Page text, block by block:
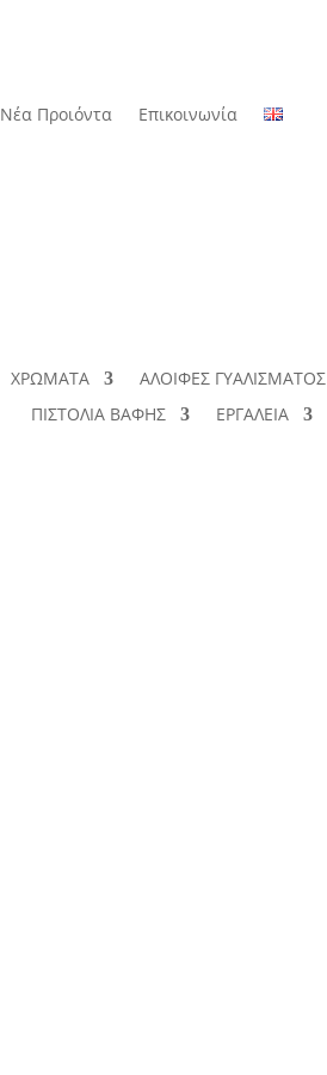
Νέα Προιόντα
Επικοινωνία
ΧΡΩΜΑΤΑ ΑΛΟΙΦΕΣ ΓΥΑΛΙΣΜΑΤΟΣ
ΠΙΣΤΟΛΙΑ ΒΑΦΗΣ
ΕΡΓΑΛΕΙΑ